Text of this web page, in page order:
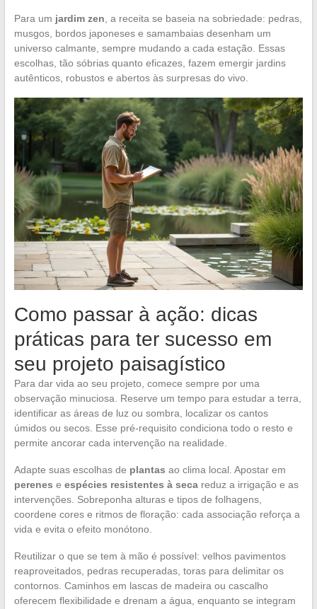
Para um jardim zen , a receita se baseia na sobriedade: pedras,
musgos, bordos japoneses e samambaias desenham um
universo calmante, sempre mudando a cada estação. Essas
escolhas, tão sóbrias quanto eficazes, fazem emergir jardins
autênticos, robustos e abertos às surpresas do vivo.
Como passar à ação: dicas
práticas para ter sucesso em
seu projeto paisagístico
Para dar vida ao seu projeto, comece sempre por uma
observação minuciosa. Reserve um tempo para estudar a terra,
identificar as áreas de luz ou sombra, localizar os cantos
úmidos ou secos. Esse pré-requisito condiciona todo o resto e
permite ancorar cada intervenção na realidade.
Adapte suas escolhas de plantas ao clima local. Apostar em
perenes e espécies resistentes à secareduz a irrigação e as
intervenções. Sobreponha alturas e tipos de folhagens,
coordene cores e ritmos de floração: cada associação reforça a
vida e evita o efeito monótono.
Reutilizar o que se tem à mão é possível: velhos pavimentos
reaproveitados, pedras recuperadas, toras para delimitar os
contornos. Caminhos em lascas de madeira ou cascalho
oferecem flexibilidade e drenam a água, enquanto se integram